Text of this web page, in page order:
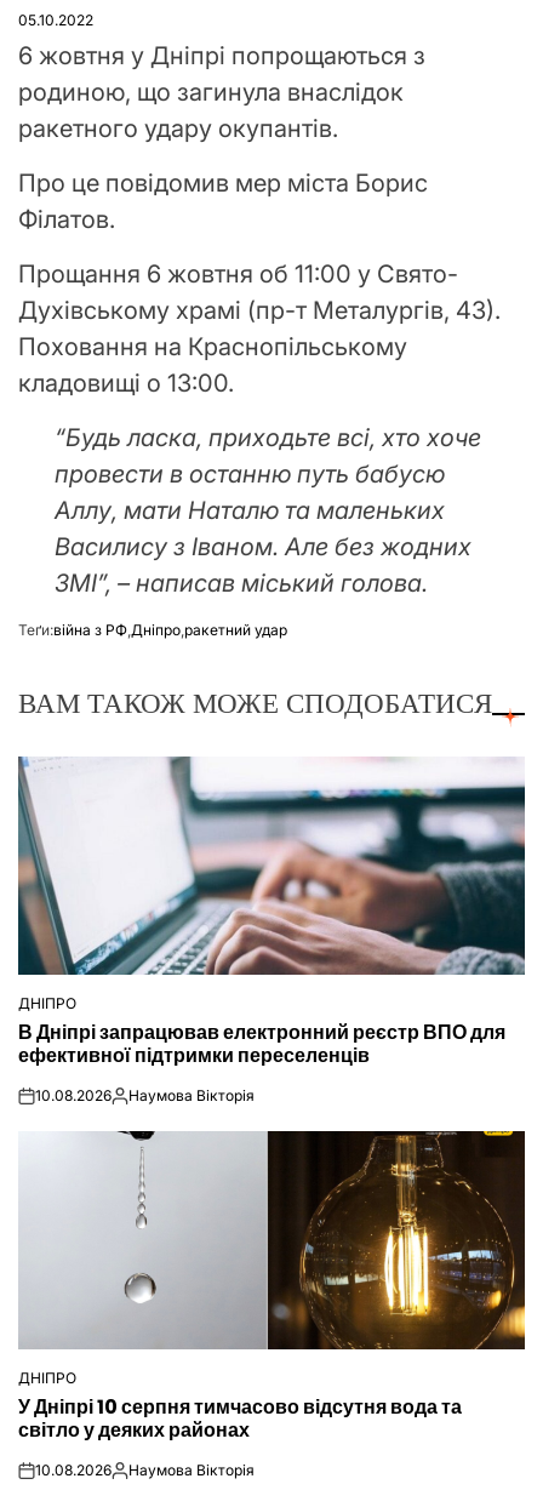
05.10.2022
6 жовтня у Дніпрі попрощаються з
родиною, що загинула внаслідок
ракетного удару окупантів.
Про це повідомив мер міста Борис
Філатов.
Прощання 6 жовтня об 11:00 у Свято-
Духівському храмі (пр-т Металургів, 43).
Поховання на Краснопільському
кладовищі о 13:00.
“Будь ласка, приходьте всі, хто хоче
провести в останню путь бабусю
Аллу, мати Наталю та маленьких
Василису з Іваном. Але без жодних
ЗМІ”, – написав міський голова.
Теґи:війна з РФ Дніпро ракетний удар
ВАМ ТАКОЖ МОЖЕ СПОДОБАТИСЯ
ОПУБЛІКУВАТИ
У
ДНІПРО
В Дніпрі запрацював електронний реєстр ВПО для
ефективної підтримки переселенців
on10.08.2026Опубліковано
Наумова Вікторія
ОПУБЛІКУВАТИ
У
ДНІПРО
У Дніпрі 10 серпня тимчасово відсутня вода та
світло у деяких районах
on10.08.2026Опубліковано
Наумова Вікторія